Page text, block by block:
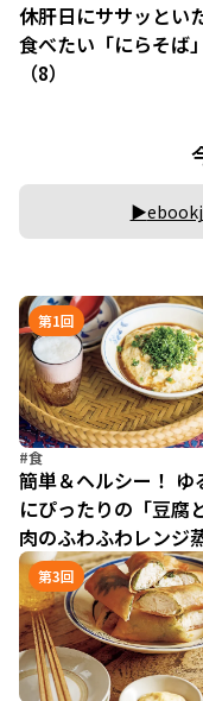
休肝日にササッとい
食べたい「にらそば
（8）
第1回
#食
簡単＆ヘルシー！ ゆ
にぴったりの「豆腐
肉のふわふわレンジ
／47歳、ゆる晩酌は
した。（1）
第3回